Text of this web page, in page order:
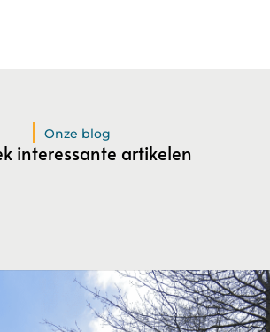
Onze blog
interessante artikelen